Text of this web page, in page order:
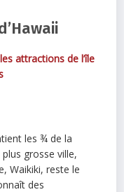
attractions de l’île
les ¾ de la
grosse ville,
Waikiki, reste le
des